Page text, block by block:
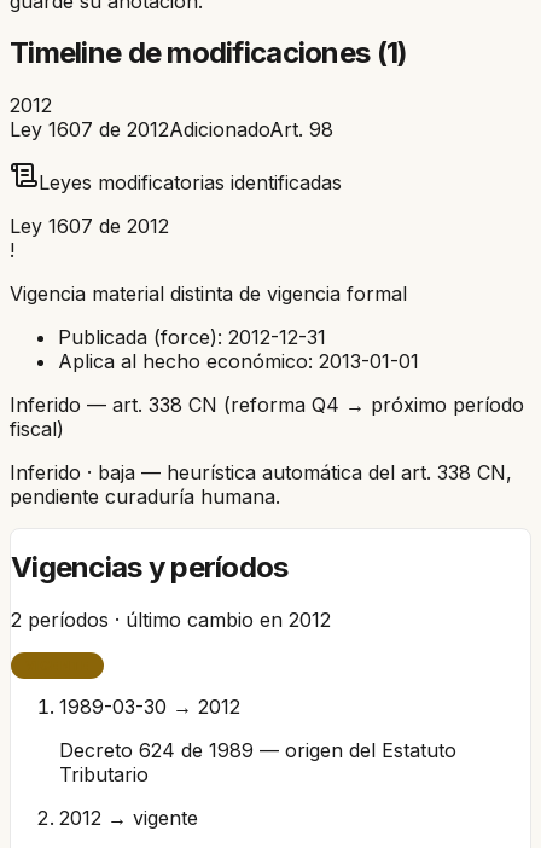
Timeline de modificaciones (1)
2012
Ley 1607 de 2012AdicionadoArt. 98
Leyes modificatorias identificadas
Ley 1607 de 2012
!
Vigencia material distinta de vigencia formal
Publicada (force): 2012-12-31
Aplica al hecho económico: 2013-01-01
Inferido — art. 338 CN (reforma Q4 → próximo período
fiscal)
Inferido · baja — heurística automática del art. 338 CN,
pendiente curaduría humana.
Vigencias y períodos
2 períodos · último cambio en 2012
1989-03-30 → 2012
Decreto 624 de 1989 — origen del Estatuto
Tributario
2012 → vigente